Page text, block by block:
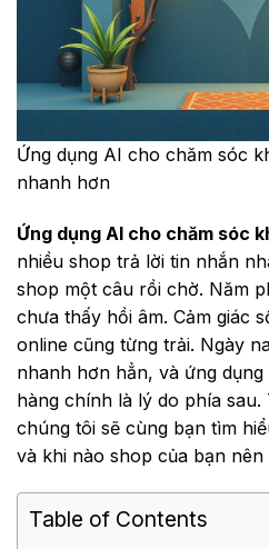
Ứng dụng AI cho chăm sóc
nhanh hơn
Ứng dụng AI cho chăm sóc
nhiều shop trả lời tin nhắn
shop một câu rồi chờ. Năm
chưa thấy hồi âm. Cảm giác
online cũng từng trải. Ngày
nhanh hơn hẳn, và ứng
hàng chính là lý do phía sau.
chúng tôi sẽ cùng bạn tìm
và khi nào shop của bạn nên
Table of Contents